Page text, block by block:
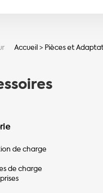
Accueil> Pièces et
de charge
de charge